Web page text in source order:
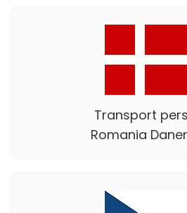
Transport
Romania